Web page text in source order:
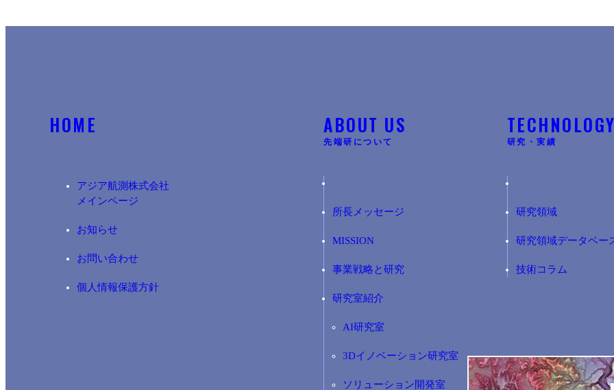
HOME
アジア航測株式会社​
メインページ
お知らせ
お問い合わせ
個人情報保護方針
ABOUT US
先端研について
所長メッセージ
MISSION
事業戦略と研究
研究室紹介
AI研究室
3Dイノベーション研究室
ソリューション開発室
TECHNOLOGY
研究・実績
研究領域
研究領域データベー
技術コラム